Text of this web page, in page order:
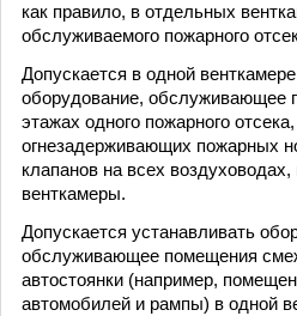
как правило, в отдельных
обслуживаемого пожарного
Допускается в одной
оборудование, обслуживающее
этажах одного пожарного
огнезадерживающих пожарных
клапанов на всех
венткамеры.
Допускается устанавливать
обслуживающее помещения
автостоянки (например,
автомобилей и рампы) в одной